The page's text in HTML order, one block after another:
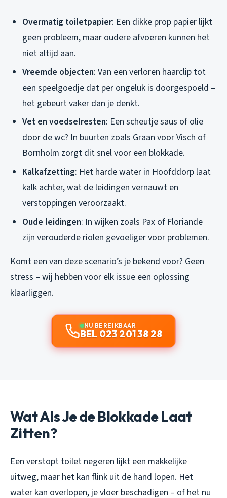
Overmatig toiletpapier: Een dikke prop papier lijkt
geen probleem, maar oudere afvoeren kunnen het
niet altijd aan.
Vreemde objecten: Van een verloren haarclip tot
een speelgoedje dat per ongeluk is doorgespoeld –
het gebeurt vaker dan je denkt.
Vet en voedselresten: Een scheutje saus of olie
door de wc? In buurten zoals Graan voor Visch of
Bornholm zorgt dit snel voor een blokkade.
Kalkafzetting: Het harde water in Hoofddorp laat
kalk achter, wat de leidingen vernauwt en
verstoppingen veroorzaakt.
Oude leidingen: In wijken zoals Pax of Floriande
zijn verouderde riolen gevoeliger voor problemen.
Komt een van deze scenario’s je bekend voor? Geen
stress – wij hebben voor elk issue een oplossing
klaarliggen.
NU BEREIKBAAR
BEL 023 201 38 28
Wat Als Je de Blokkade Laat
Zitten?
Een verstopt toilet negeren lijkt een makkelijke
uitweg, maar het kan flink uit de hand lopen. Het
water kan overlopen, je vloer beschadigen – of het nu